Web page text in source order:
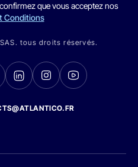
que vous acceptez nos
Conditions
tous droits réservés.